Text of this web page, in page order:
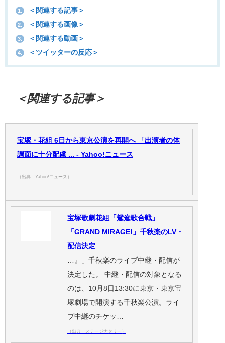
1. ＜関連する記事＞
2. ＜関連する画像＞
3. ＜関連する動画＞
4. ＜ツイッターの反応＞
＜関連する記事＞
宝塚・花組 6日から東京公演を再開へ 「出演者の体
調面に十分配慮 ... - Yahoo!ニュース
（出典：Yahoo!ニュース）
宝塚歌劇花組「鴛鴦歌合戦」
「GRAND MIRAGE!」千秋楽のLV・
配信決定
…』」千秋楽のライブ中継・配信が
決定した。 中継・配信の対象となる
のは、10月8日13:30に東京・東京宝
塚劇場で開演する千秋楽公演。ライ
ブ中継のチケッ…
（出典：ステージナタリー）